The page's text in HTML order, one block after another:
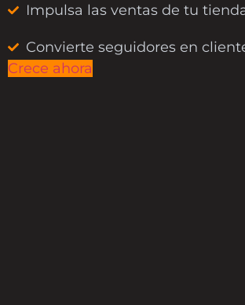
Impulsa las ventas de tu
Convierte seguidores en
Crece ahora